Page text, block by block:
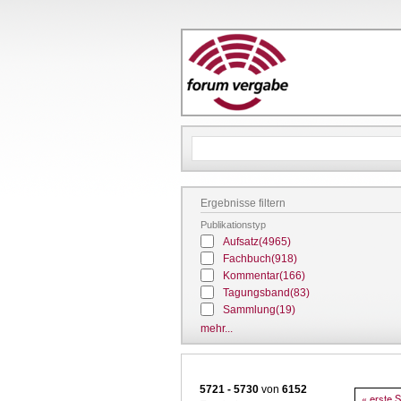
Ergebnisse filtern
Publikationstyp
Aufsatz(4965)
Fachbuch(918)
Kommentar(166)
Tagungsband(83)
Sammlung(19)
mehr...
Erste
« erste
5721 - 5730 von 6152